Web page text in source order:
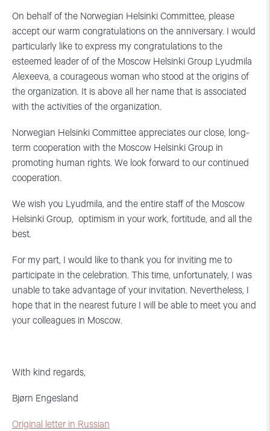
On behalf of the Norwegian Helsinki Committee, please
accept our warm congratulations on the anniversary. I would
particularly like to express my congratulations to the
esteemed leader of of the Moscow Helsinki Group Lyudmila
Alexeeva, a courageous woman who stood at the origins of
the organization. It is above all her name that is associated
with the activities of the organization.
Norwegian Helsinki Committee appreciates our close, long-
term cooperation with the Moscow Helsinki Group in
promoting human rights. We look forward to our continued
cooperation.
We wish you Lyudmila, and the entire staff of the Moscow
Helsinki Group, optimism in your work, fortitude, and all the
best.
For my part, I would like to thank you for inviting me to
participate in the celebration. This time, unfortunately, I was
unable to take advantage of your invitation. Nevertheless, I
hope that in the nearest future I will be able to meet you and
your colleagues in Moscow.
With kind regards,
Bjørn Engesland
Original letter in Russian